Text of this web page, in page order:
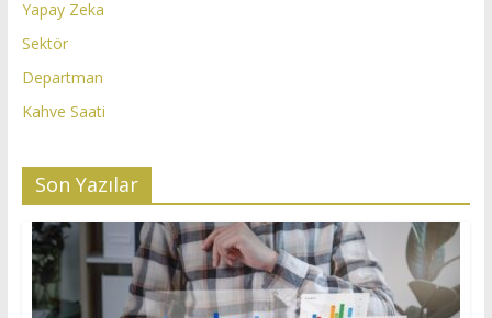
Yapay Zeka
Sektör
Departman
Kahve Saati
Son Yazılar